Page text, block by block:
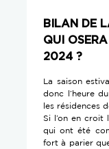
BILAN DE
QUI
2024 ?
La saison
donc l’heure
les résidences
Si l’on en croit
qui ont été
fort à parier